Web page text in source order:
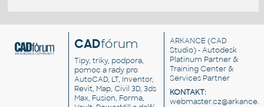
CADfórum
Tipy, triky, podpora,
pomoc a rady pro
AutoCAD, LT, Inventor,
Revit, Map, Civil 3D, 3ds
Max, Fusion, Forma,
ARKANCE (CAD
Studio) - Autodesk
Platinum Partner &
Training Center &
Services Partner
KONTAKT: